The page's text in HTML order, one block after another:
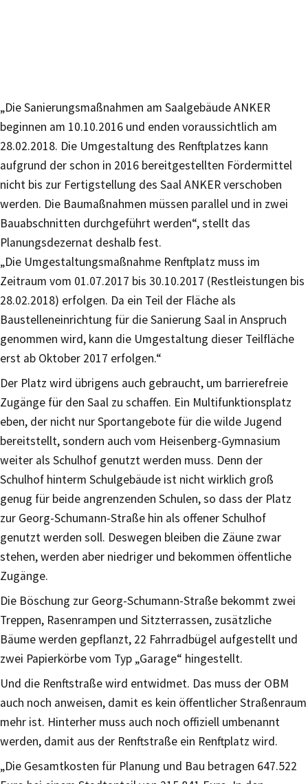
„Die Sanierungsmaßnahmen am Saalgebäude ANKER
beginnen am 10.10.2016 und enden voraussichtlich am
28.02.2018. Die Umgestaltung des Renftplatzes kann
aufgrund der schon in 2016 bereitgestellten Fördermittel
nicht bis zur Fertigstellung des Saal ANKER verschoben
werden. Die Baumaßnahmen müssen parallel und in zwei
Bauabschnitten durchgeführt werden“, stellt das
Planungsdezernat deshalb fest.
„Die Umgestaltungsmaßnahme Renftplatz muss im
Zeitraum vom 01.07.2017 bis 30.10.2017 (Restleistungen bis
28.02.2018) erfolgen. Da ein Teil der Fläche als
Baustelleneinrichtung für die Sanierung Saal in Anspruch
genommen wird, kann die Umgestaltung dieser Teilfläche
erst ab Oktober 2017 erfolgen.“
Der Platz wird übrigens auch gebraucht, um barrierefreie
Zugänge für den Saal zu schaffen. Ein Multifunktionsplatz
eben, der nicht nur Sportangebote für die wilde Jugend
bereitstellt, sondern auch vom Heisenberg-Gymnasium
weiter als Schulhof genutzt werden muss. Denn der
Schulhof hinterm Schulgebäude ist nicht wirklich groß
genug für beide angrenzenden Schulen, so dass der Platz
zur Georg-Schumann-Straße hin als offener Schulhof
genutzt werden soll. Deswegen bleiben die Zäune zwar
stehen, werden aber niedriger und bekommen öffentliche
Zugänge.
Die Böschung zur Georg-Schumann-Straße bekommt zwei
Treppen, Rasenrampen und Sitzterrassen, zusätzliche
Bäume werden gepflanzt, 22 Fahrradbügel aufgestellt und
zwei Papierkörbe vom Typ „Garage“ hingestellt.
Und die Renftstraße wird entwidmet. Das muss der OBM
auch noch anweisen, damit es kein öffentlicher Straßenraum
mehr ist. Hinterher muss auch noch offiziell umbenannt
werden, damit aus der Renftstraße ein Renftplatz wird.
„Die Gesamtkosten für Planung und Bau betragen 647.522